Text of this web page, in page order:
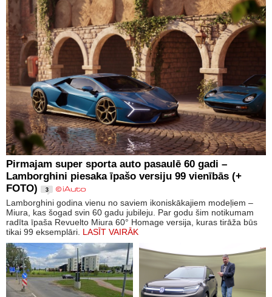
Pirmajam super sporta auto pasaulē 60 gadi –
Lamborghini piesaka īpašo versiju 99 vienībās (+
FOTO)
3
Lamborghini godina vienu no saviem ikoniskākajiem modeļiem –
Miura, kas šogad svin 60 gadu jubileju. Par godu šim notikumam
radīta īpaša Revuelto Miura 60° Homage versija, kuras tirāža būs
tikai 99 eksemplāri. LASĪT VAIRĀK